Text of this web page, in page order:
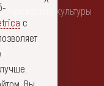
учреждение культуры
1
с
Вы